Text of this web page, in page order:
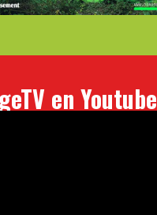
en Youtube